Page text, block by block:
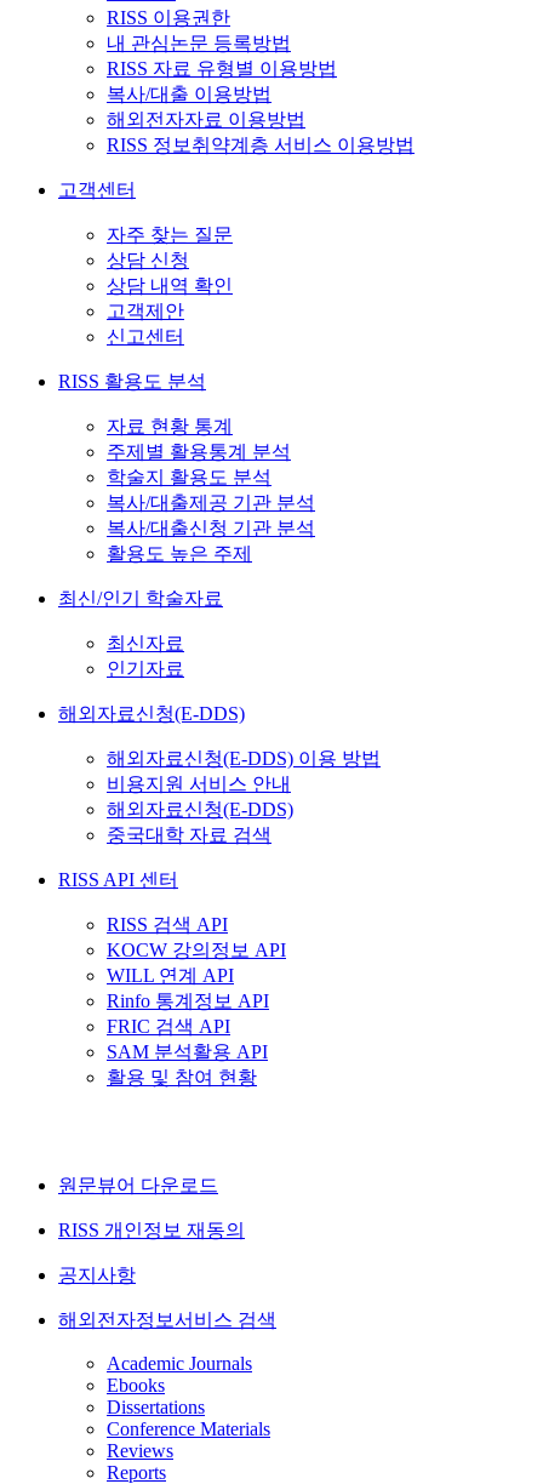
RISS 이용권한
내 관심논문 등록방법
RISS 자료 유형별 이용방법
복사/대출 이용방법
해외전자자료 이용방법
RISS 정보취약계층 서비스 이용방법
고객센터
자주 찾는 질문
상담 신청
상담 내역 확인
고객제안
신고센터
RISS 활용도 분석
자료 현황 통계
주제별 활용통계 분석
학술지 활용도 분석
복사/대출제공 기관 분석
복사/대출신청 기관 분석
활용도 높은 주제
최신/인기 학술자료
최신자료
인기자료
해외자료신청(E-DDS)
해외자료신청(E-DDS) 이용 방법
비용지원 서비스 안내
해외자료신청(E-DDS)
중국대학 자료 검색
RISS API 센터
RISS 검색 API
KOCW 강의정보 API
WILL 연계 API
Rinfo 통계정보 API
FRIC 검색 API
SAM 분석활용 API
활용 및 참여 현황
원문뷰어 다운로드
RISS 개인정보 재동의
공지사항
해외전자정보서비스 검색
Academic Journals
Ebooks
Dissertations
Conference Materials
Reviews
Reports